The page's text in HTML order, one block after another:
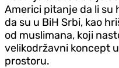
Americi pitanje da li su
da su u BiH Srbi, kao
od muslimana, koji
velikodržavni koncept
prostoru.